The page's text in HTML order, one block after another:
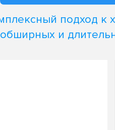
подход к
обширных и